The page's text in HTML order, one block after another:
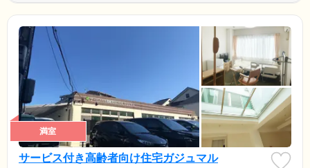
満室
サービス付き高齢者向け住宅ガジュマル